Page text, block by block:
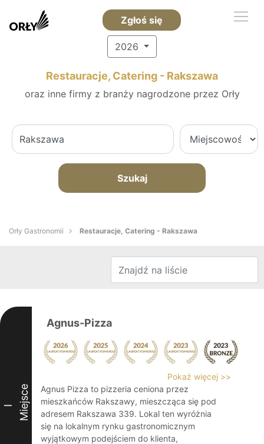
Zgłoś się
2026
Restauracje, Catering - Rakszawa
oraz inne firmy z branży nagrodzone przez Orły
Szukaj
Orły Gastronomii Restauracje, Catering - Rakszawa
I Miejsce
Agnus-Pizza
Pokaż więcej >>
Agnus Pizza to pizzeria ceniona przez
mieszkańców Rakszawy, mieszcząca się pod
adresem Rakszawa 339. Lokal ten wyróżnia
się na lokalnym rynku gastronomicznym
wyjątkowym podejściem do klienta,